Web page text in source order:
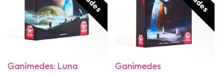
Ganímedes: Luna
Ganímedes